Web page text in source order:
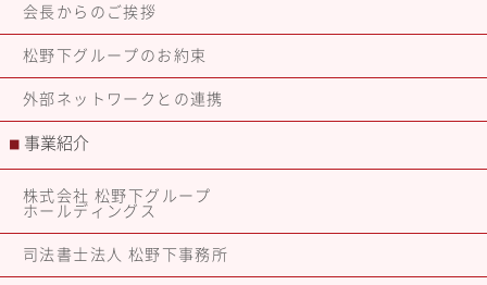
会長からのご挨拶
松野下グループのお約束
外部ネットワークとの連携
■ 事業紹介
株式会社 松野下グループ
ホールディングス
司法書士法人 松野下事務所